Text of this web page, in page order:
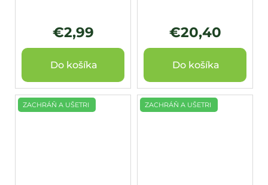
€2,99
Do košíka
€20,40
Do košíka
ZACHRÁŇ A UŠETRI ZACHRÁŇ A UŠETRI